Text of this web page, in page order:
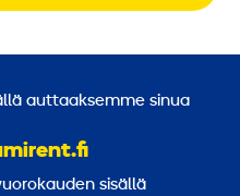
auttaaksemme sinua
sisällä